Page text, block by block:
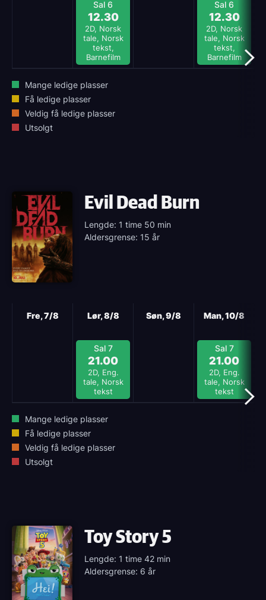
Sal 6
12.30
2D, Norsk
tale, Norsk
tekst,
Barnefilm
Sal 6
12.30
2D, Norsk
tale, Norsk
tekst,
Barnefilm
Mange ledige plasser
Få ledige plasser
Veldig få ledige plasser
Utsolgt
Evil Dead Burn
Lengde: 1 time 50 min
Aldersgrense: 15 år
Fre, 7/8 Lør, 8/8
Sal 7
21.00
2D, Eng.
tale, Norsk
tekst
Søn, 9/8 Man, 10/8
Sal 7
21.00
2D, Eng.
tale, Norsk
tekst
Mange ledige plasser
Få ledige plasser
Veldig få ledige plasser
Utsolgt
Toy Story 5
Lengde: 1 time 42 min
Aldersgrense: 6 år